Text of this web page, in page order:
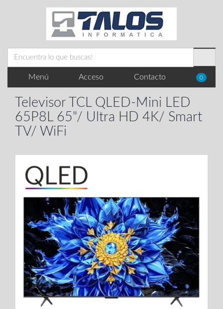
Menú Acceso Contacto 0
Televisor TCL QLED-Mini LED
65P8L 65"/ Ultra HD 4K/ Smart
TV/ WiFi